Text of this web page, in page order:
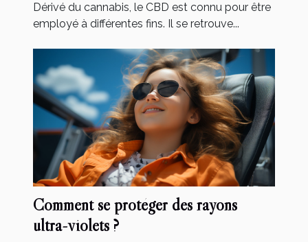
Dérivé du cannabis, le CBD est connu pour être
employé à différentes fins. Il se retrouve...
Comment se protéger des rayons
ultra-violets ?